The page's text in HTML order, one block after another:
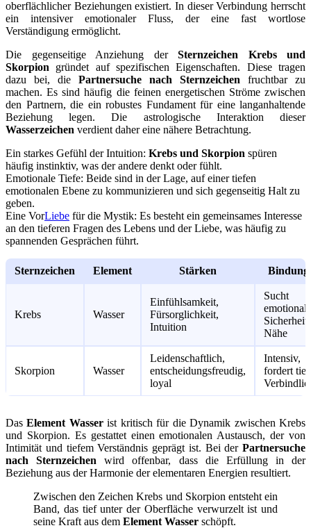
oberflächlicher Beziehungen existiert. In dieser Verbindung herrscht
ein intensiver emotionaler Fluss, der eine fast wortlose
Verständigung ermöglicht.
Die gegenseitige Anziehung der Sternzeichen Krebs und
Skorpion gründet auf spezifischen Eigenschaften. Diese tragen
dazu bei, die Partnersuche nach Sternzeichen fruchtbar zu
machen. Es sind häufig die feinen energetischen Ströme zwischen
den Partnern, die ein robustes Fundament für eine langanhaltende
Beziehung legen. Die astrologische Interaktion dieser
Wasserzeichen verdient daher eine nähere Betrachtung.
Ein starkes Gefühl der Intuition: Krebs und Skorpion spüren
häufig instinktiv, was der andere denkt oder fühlt.
Emotionale Tiefe: Beide sind in der Lage, auf einer tiefen
emotionalen Ebene zu kommunizieren und sich gegenseitig Halt zu
geben.
Eine VorLiebe für die Mystik: Es besteht ein gemeinsames Interesse
an den tieferen Fragen des Lebens und der Liebe, was häufig zu
spannenden Gesprächen führt.
Sternzeichen Element Stärken
Krebs Wasser
Einfühlsamkeit,
Fürsorglichkeit,
Intuition
Sucht
emotionale
Sicherheit
Nähe
Skorpion Wasser
Leidenschaftlich,
entscheidungsfreudig,
loyal
Intensiv,
fordert
DasElement Wasserist kritisch für die Dynamik zwischen Krebs
und Skorpion. Es gestattet einen emotionalen Austausch, der von
Intimität und tiefem Verständnis geprägt ist. Bei der Partnersuche
nach Sternzeichen wird offenbar, dass die Erfüllung in der
Beziehung aus der Harmonie der elementaren Energien resultiert.
Zwischen den Zeichen Krebs und Skorpion entsteht ein
Band, das tief unter der Oberfläche verwurzelt ist und
seine Kraft aus dem Element Wasser schöpft.